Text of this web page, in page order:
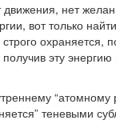
нет
вот только
охраняется,
эту
“атомному
теневыми